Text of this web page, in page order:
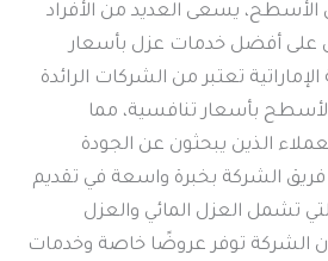
الأسطح، يسعى العديد من الأفراد
على أفضل خدمات عزل بأسعار
تعتبر من الشركات الرائدة
بأسعار تنافسية، مما
الذين يبحثون عن الجودة
الشركة بخبرة واسعة في تقديم
تشمل العزل المائي والعزل
الشركة توفر عروضًا خاصة وخدمات